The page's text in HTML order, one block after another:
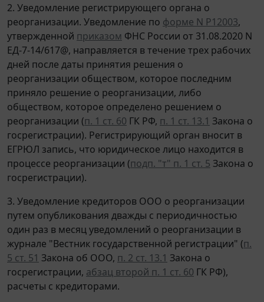
2. Уведомление регистрирующего органа о
реорганизации. Уведомление по форме N Р12003,
утвержденной приказом ФНС России от 31.08.2020 N
ЕД-7-14/617@, направляется в течение трех рабочих
дней после даты принятия решения о
реорганизации обществом, которое последним
приняло решение о реорганизации, либо
обществом, которое определено решением о
реорганизации (п. 1 ст. 60 ГК РФ, п. 1 ст. 13.1 Закона о
госрегистрации). Регистрирующий орган вносит в
ЕГРЮЛ запись, что юридическое лицо находится в
процессе реорганизации (подп. "т" п. 1 ст. 5 Закона о
госрегистрации).
3. Уведомление кредиторов ООО о реорганизации
путем опубликования дважды с периодичностью
один раз в месяц уведомлений о реорганизации в
журнале "Вестник государственной регистрации" (п.
5 ст. 51 Закона об ООО, п. 2 ст. 13.1 Закона о
госрегистрации, абзац второй п. 1 ст. 60 ГК РФ),
расчеты с кредиторами.